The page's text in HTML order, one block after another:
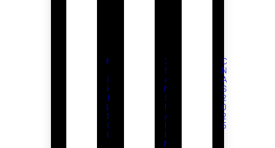
M
C
H
E
LI
N
G
U
2
5
A
N
S
F
A
R
E
N
C
N
A
S
2
0
2
5